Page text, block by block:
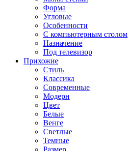
Форма
Угловые
Особенности
С компьютерным столом
Назначение
Под телевизор
Прихожие
Стиль
Классика
Современные
Модерн
Цвет
Белые
Венге
Светлые
Темные
Размер